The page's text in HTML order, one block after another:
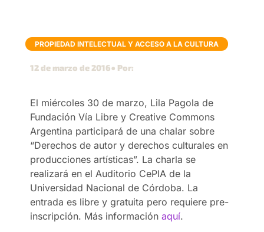
PROPIEDAD INTELECTUAL Y ACCESO A LA CULTURA
12 de marzo de 2016● Por:
El miércoles 30 de marzo, Lila Pagola de
Fundación Vía Libre y Creative Commons
Argentina participará de una chalar sobre
“Derechos de autor y derechos culturales en
producciones artísticas”. La charla se
realizará en el Auditorio CePIA de la
Universidad Nacional de Córdoba. La
entrada es libre y gratuita pero requiere pre-
inscripción. Más informaciónaquí.